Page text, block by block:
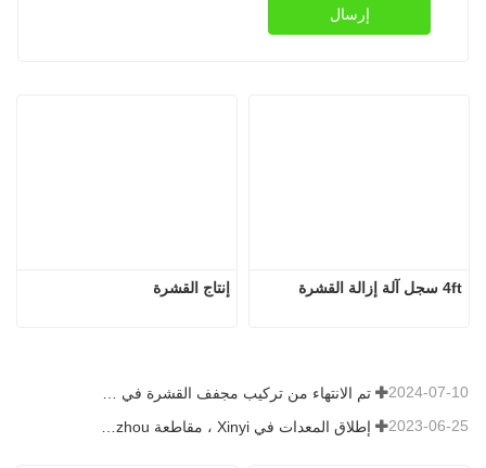
إرسال
إنتاج القشرة 4ft سجل آلة إزالة القشرة
2024-07-10
إطلاق المعدات في Xinyi ، مقاطعة Guizhou ، الصين 2023-06-25